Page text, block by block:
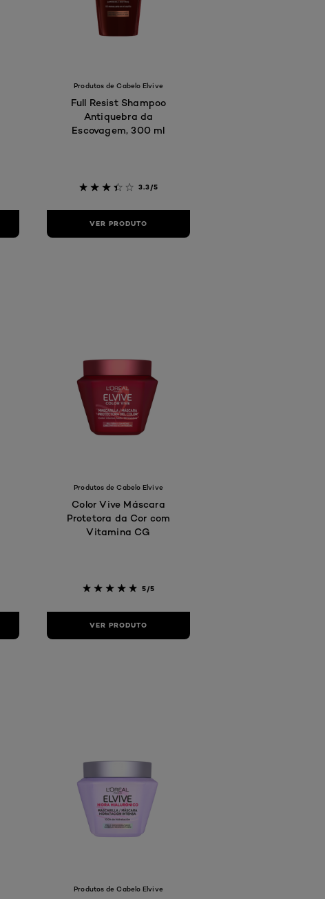
Produtos de Cabelo Elvive
Full Resist Shampoo
Antiquebra da
Escovagem, 300 ml
3.3/5
VER PRODUTO
Produtos de Cabelo Elvive
Color Vive Máscara
Protetora da Cor com
Vitamina CG
5/5
VER PRODUTO
Produtos de Cabelo Elvive